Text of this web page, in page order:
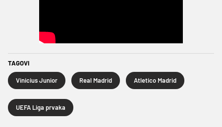
TAGOVI
Vinicius Junior Real Madrid Atletico Madrid
UEFA Liga prvaka